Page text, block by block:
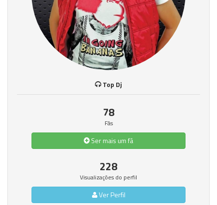
Top Dj
78
Fãs
Ser mais um fã
228
Visualizações do perfil
Ver Perfil